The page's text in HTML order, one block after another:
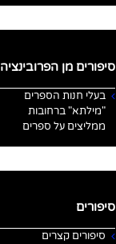
סיפורים מן הפרובינציה
בעלי חנות הספרים
"מילתא" ברחובות
ממליצים על ספרים
סיפורים
סיפורים קצרים